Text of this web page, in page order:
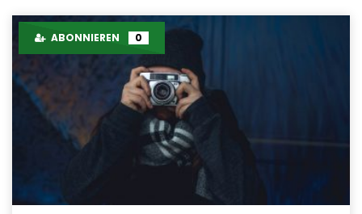
ABONNIEREN 0